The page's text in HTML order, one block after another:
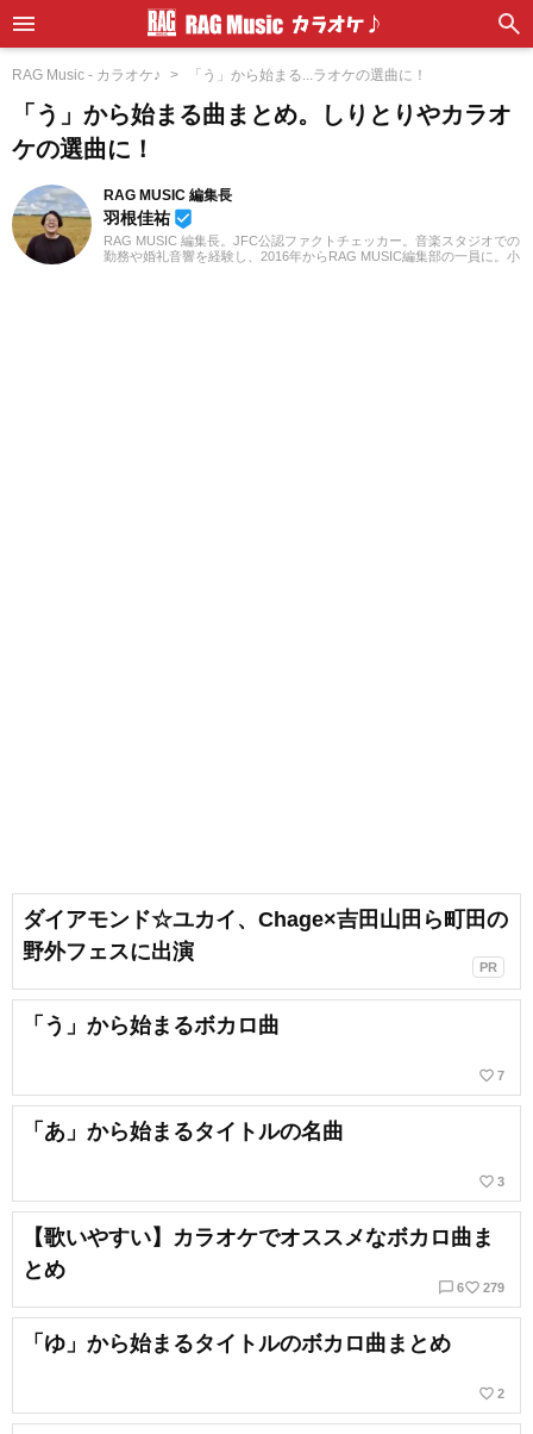
RAG Music - カラオケ♪ 「う」から始まる...ラオケの選曲に！
「う」から始まる曲まとめ。しりとりやカラオ
ケの選曲に！
RAG MUSIC 編集長
羽根佳祐 beenhere
RAG MUSIC 編集長。JFC公認ファクトチェッカー。音楽スタジオでの
勤務や婚礼音響を経験し、2016年からRAG MUSIC編集部の一員に。小
ダイアモンド☆ユカイ、Chage×吉田山田ら町田の
野外フェスに出演
PR
「う」から始まるボカロ曲
favorite_border 7
「あ」から始まるタイトルの名曲
favorite_border 3
【歌いやすい】カラオケでオススメなボカロ曲ま
とめ
chat_bubble_outline 6favorite_border 279
「ゆ」から始まるタイトルのボカロ曲まとめ
favorite_border 2